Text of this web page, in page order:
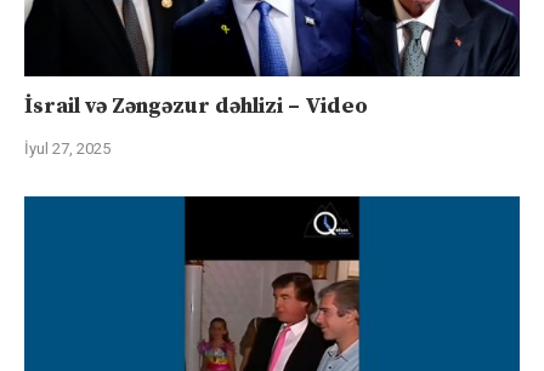
İsrail və Zəngəzur dəhlizi – Video
İyul 27, 2025